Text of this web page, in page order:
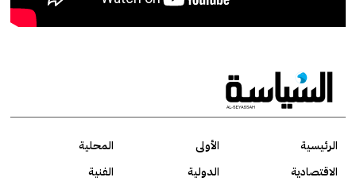
الرئيسية الأولى
المحلية
الاقتصادية
الدولية
الفنية